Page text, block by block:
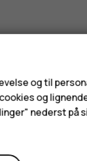
og til
og
nederst på